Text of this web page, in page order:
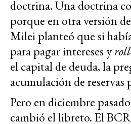
doctrina. Una doctrina
porque en otra versión
Milei planteó que si
para pagar intereses y
el capital de deuda, la
acumulación de reservas
Pero en diciembre
cambió el libreto. El